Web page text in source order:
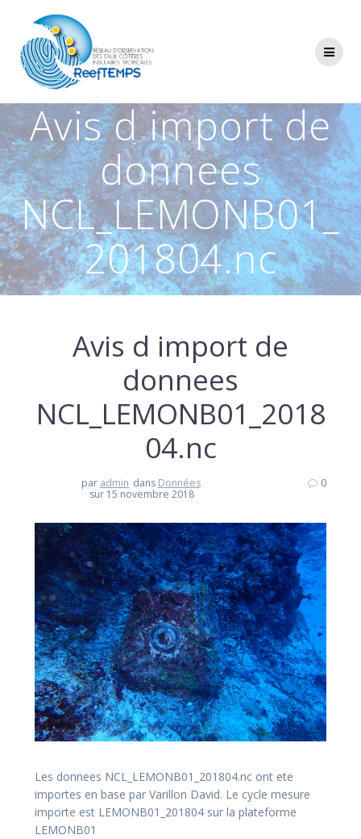
Avis d import de
donnees
NCL_LEMONB01_
201804.nc
Avis d import de
donnees
NCL_LEMONB01_2018
04.nc
par admin dans Données
sur 15 novembre 2018
0
Les donnees NCL_LEMONB01_201804.nc ont ete
importes en base par Varillon David. Le cycle mesure
importe est LEMONB01_201804 sur la plateforme
LEMONB01